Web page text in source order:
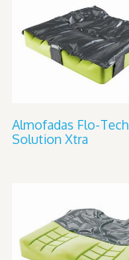
Almofadas Flo-Tech
Solution Xtra